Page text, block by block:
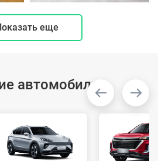
еще
автомобили